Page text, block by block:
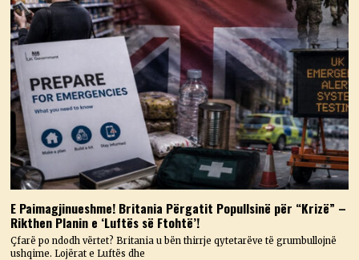
E Paimagjinueshme! Britania Përgatit Popullsinë për “Krizë” –
Rikthen Planin e ‘Luftës së Ftohtë’!
Çfarë po ndodh vërtet? Britania u bën thirrje qytetarëve të grumbullojnë
ushqime. Lojërat e Luftës dhe